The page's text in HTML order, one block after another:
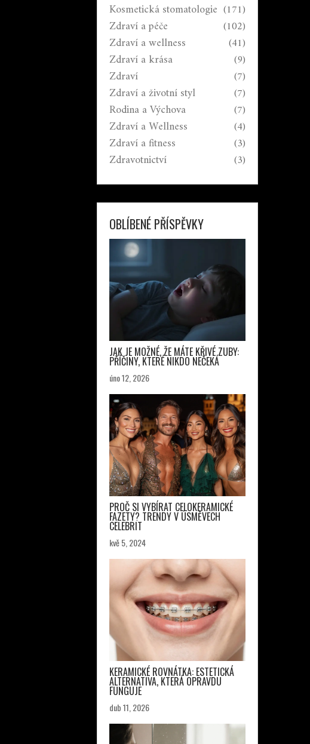
Kosmetická stomatologie (171)
Zdraví a péče (102)
Zdraví a wellness (41)
Zdraví a krása (9)
Zdraví (7)
Zdraví a životní styl (7)
Rodina a Výchova (7)
Zdraví a Wellness (4)
Zdraví a fitness (3)
Zdravotnictví (3)
OBLÍBENÉ PŘÍSPĚVKY
JAK JE MOŽNÉ, ŽE MÁTE KŘIVÉ ZUBY:
PŘÍČINY, KTERÉ NIKDO NEČEKÁ
úno 12, 2026
PROČ SI VYBÍRAT CELOKERAMICKÉ
FAZETY? TRENDY V ÚSMĚVECH
CELEBRIT
kvě 5, 2024
KERAMICKÉ ROVNÁTKA: ESTETICKÁ
ALTERNATIVA, KTERÁ OPRAVDU
FUNGUJE
dub 11, 2026